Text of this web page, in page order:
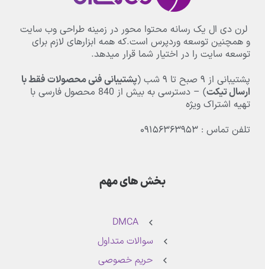
لرن دی ال یک رسانه محتوا محور در زمینه طراحی وب سایت
و همچنین توسعه وردپرس است.که همه ابزارهای لازم برای
توسعه سایت را در اختیار شما قرار میدهد.
پشتیبانی از ۹ صبح تا ۹ شب (پشتیبانی فنی محصولات فقط با
ارسال تیکت) – دسترسی به بیش از 840 محصول فارسی با
تهیه اشتراک ویژه
تلفن تماس : ۰۹۱۵۶۳۶۳۹۵۳
بخش های مهم
DMCA
سوالات متداول
حریم خصوصی